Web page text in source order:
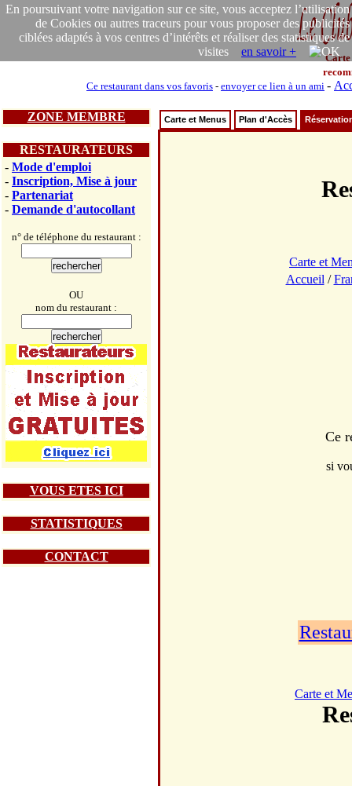
En poursuivant votre navigation sur ce site, vous acceptez l’utilisation
de Cookies ou autres traceurs pour vous proposer des publicités
ciblées adaptés à vos centres d’intérêts et réaliser des statistiques de
visites en savoir +
Carte
Ce restaurant dans vos favoris - envoyer ce lien à un ami -
ZONE MEMBRE
RESTAURATEURS
- Mode d'emploi
- Inscription, Mise à jour
- Partenariat
- Demande d'autocollant
n° de téléphone du restaurant :
OU
nom du restaurant :
VOUS ETES ICI
STATISTIQUES
CONTACT
Carte et Menus Plan d'Accès
Carte et
Accueil /
Ce
si
Carte et